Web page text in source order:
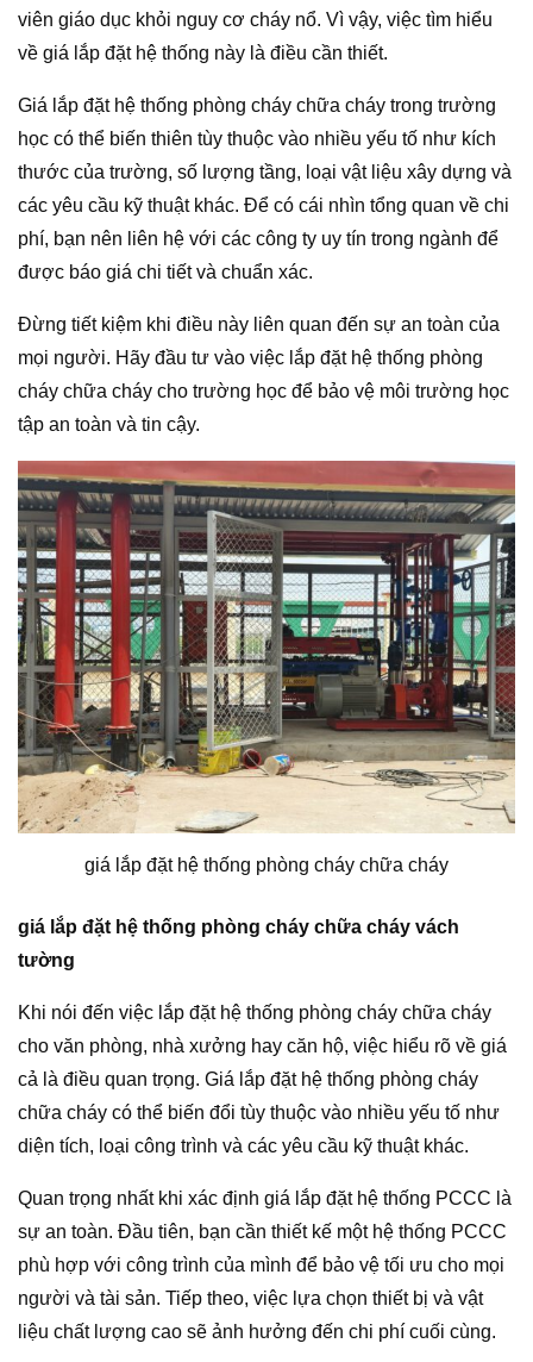
viên giáo dục khỏi nguy cơ cháy nổ. Vì vậy, việc tìm hiểu
về giá lắp đặt hệ thống này là điều cần thiết.
Giá lắp đặt hệ thống phòng cháy chữa cháy trong trường
học có thể biến thiên tùy thuộc vào nhiều yếu tố như kích
thước của trường, số lượng tầng, loại vật liệu xây dựng và
các yêu cầu kỹ thuật khác. Để có cái nhìn tổng quan về chi
phí, bạn nên liên hệ với các công ty uy tín trong ngành để
được báo giá chi tiết và chuẩn xác.
Đừng tiết kiệm khi điều này liên quan đến sự an toàn của
mọi người. Hãy đầu tư vào việc lắp đặt hệ thống phòng
cháy chữa cháy cho trường học để bảo vệ môi trường học
tập an toàn và tin cậy.
giá lắp đặt hệ thống phòng cháy chữa cháy
giá lắp đặt hệ thống phòng cháy chữa cháy vách
tường
Khi nói đến việc lắp đặt hệ thống phòng cháy chữa cháy
cho văn phòng, nhà xưởng hay căn hộ, việc hiểu rõ về giá
cả là điều quan trọng. Giá lắp đặt hệ thống phòng cháy
chữa cháy có thể biến đổi tùy thuộc vào nhiều yếu tố như
diện tích, loại công trình và các yêu cầu kỹ thuật khác.
Quan trọng nhất khi xác định giá lắp đặt hệ thống PCCC là
sự an toàn. Đầu tiên, bạn cần thiết kế một hệ thống PCCC
phù hợp với công trình của mình để bảo vệ tối ưu cho mọi
người và tài sản. Tiếp theo, việc lựa chọn thiết bị và vật
liệu chất lượng cao sẽ ảnh hưởng đến chi phí cuối cùng.